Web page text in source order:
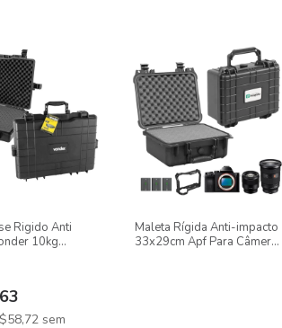
Rigido Anti
10kg
sem
Maleta Rígida Anti-impacto
33x29cm Apf Para Câmeras